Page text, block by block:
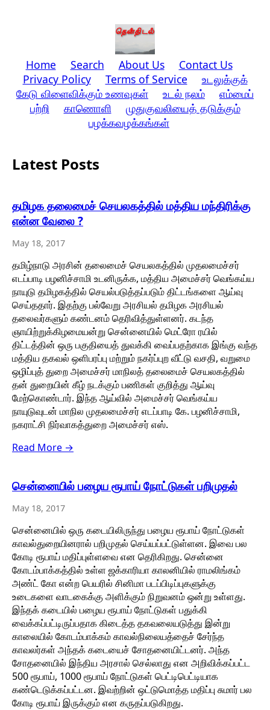
Home Search About Us
Contact Us
Privacy Policy
Terms of Service
உடலுக்குக்
கேடு விளைவிக்கும் உணவுகள்
உடல் நலம்
எம்மைப்
பற்றி
காணொளி
முதுகுவலியைத் தடுக்கும்
பழக்கவழக்கங்கள்
Latest Posts
தமிழக தலைமைச் செயலகத்தில் மத்திய மந்திரிக்கு
என்ன வேலை ?
May 18, 2017
தமிழ்நாடு அரசின் தலைமைச் செயலகத்தில் முதலமைச்சர்
எடப்பாடி பழனிச்சாமி உடனிருக்க, மத்திய அமைச்சர் வெங்கய்ய
நாயுடு தமிழகத்தில் செயல்படுத்தப்படும் திட்டங்களை ஆய்வு
செய்ததார். இதற்கு பல்வேறு அரசியல் தமிழக அரசியல்
தலைவர்களும் கண்டனம் தெரிவித்துள்ளனர். கடந்த
ஞாயிற்றுக்கிழமையன்று சென்னையில் மெட்ரோ ரயில்
திட்டத்தின் ஒரு பகுதியைத் துவக்கி வைப்பதற்காக இங்கு வந்த
மத்திய தகவல் ஒளிபரப்பு மற்றும் நகர்ப்புற வீட்டு வசதி, வறுமை
ஒழிப்புத் துறை அமைச்சர் மாநிலத் தலைமைச் செயலகத்தில்
தன் துறையின் கீழ் நடக்கும் பணிகள் குறித்து ஆய்வு
மேற்கொண்டார். இந்த ஆய்வில் அமைச்சர் வெங்கய்ய
நாயுடுவுடன் மாநில முதலமைச்சர் எடப்பாடி கே. பழனிச்சாமி,
நகராட்சி நிர்வாகத்துறை அமைச்சர் எஸ்.
Read More →
சென்னையில் பழைய ரூபாய் நோட்டுகள் பறிமுதல்
May 18, 2017
சென்னையில் ஒரு கடையிலிருந்து பழைய ரூபாய் நோட்டுகள்
காவல்துறையினரால் பறிமுதல் செய்யப்பட்டுள்ளன. இவை பல
கோடி ரூபாய் மதிப்புள்ளவை என தெரிகிறது. சென்னை
கோடம்பாக்கத்தில் உள்ள ஜக்காரியா காலனியில் ராமலிங்கம்
அண்ட் கோ என்ற பெயரில் சினிமா படப்பிடிப்புகளுக்கு
உடைகளை வாடகைக்கு அளிக்கும் நிறுவனம் ஒன்று உள்ளது.
இந்தக் கடையில் பழைய ரூபாய் நோட்டுகள் பதுக்கி
வைக்கப்பட்டிருப்பதாக கிடைத்த தகவலையடுத்து இன்று
காலையில் கோடம்பாக்கம் காவல்நிலையத்தைச் சேர்ந்த
காவலர்கள் அந்தக் கடையைச் சோதனையிட்டனர். அந்த
சோதனையில் இந்திய அரசால் செல்லாது என அறிவிக்கப்பட்ட
500 ரூபாய், 1000 ரூபாய் நோட்டுகள் பெட்டிபெட்டியாக
கண்டெடுக்கப்பட்டன. இவற்றின் ஒட்டுமொத்த மதிப்பு சுமார் பல
கோடி ரூபாய் இருக்கும் என கருதப்படுகிறது.